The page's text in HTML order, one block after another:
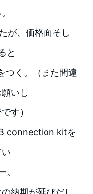
が、価格面そし
と
つく。（また間違
いし
す）
connection kitを
。